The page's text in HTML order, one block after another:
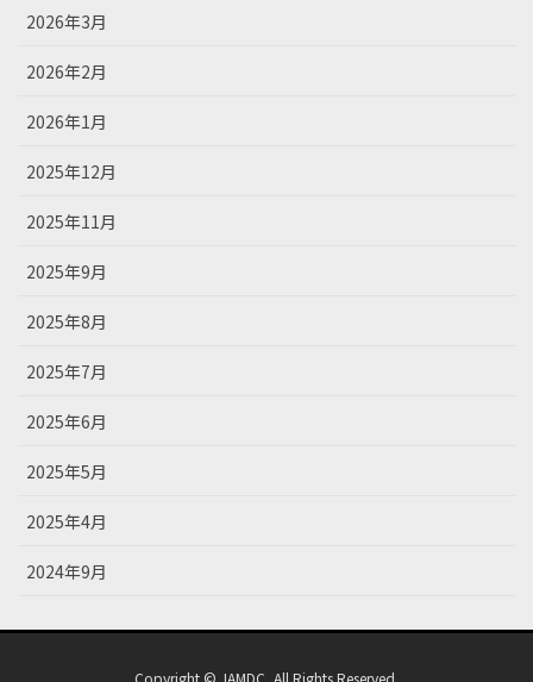
2026年3月
2026年2月
2026年1月
2025年12月
2025年11月
2025年9月
2025年8月
2025年7月
2025年6月
2025年5月
2025年4月
2024年9月
Copyright © JAMDC, All Rights Reserved.